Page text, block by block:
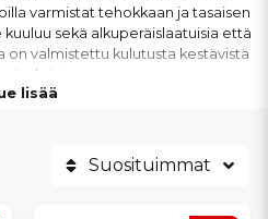
varmistat tehokkaan ja tasaisen
sekä alkuperäislaatuisia että
on valmistettu kulutusta kestävistä
alkuperäisiä pituus-,
lisää
Suosituimmat